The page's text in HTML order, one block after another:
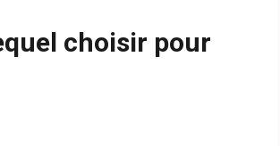
choisir pour